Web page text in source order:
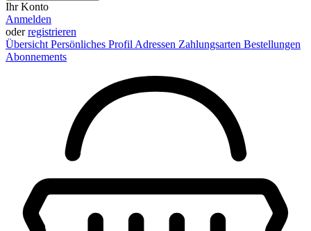
Ihr Konto
Anmelden
oderregistrieren
Übersicht Persönliches Profil Adressen Zahlungsarten Bestellungen
Abonnements